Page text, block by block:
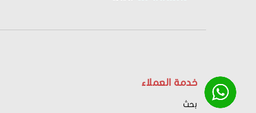
خدمة العملاء
بحث